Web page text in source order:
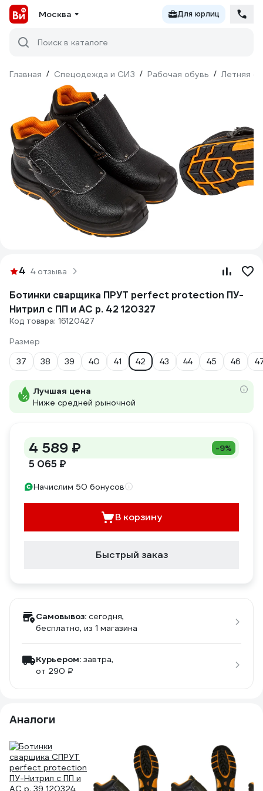
Москва Для юрлиц
Поиск в каталоге
Главная / Спецодежда и СИЗ / Рабочая обувь / Летняя
4 4 отзыва
Ботинки сварщика ПРУТ perfect protection ПУ-
Нитрил с ПП и АС р. 42 120327
Код товара: 16120427
Размер
37
38 39 40 41 42 43 44 45 46
Лучшая цена
Ниже средней рыночной
4 589 ₽ -9%
5 065 ₽
Начислим 50 бонусов
В корзину
Быстрый заказ
Самовывоз: сегодня,
бесплатно, из 1 магазина
Курьером: завтра,
от 290 ₽
Аналоги